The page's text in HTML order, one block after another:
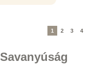
1 2 3 4
Savanyúság